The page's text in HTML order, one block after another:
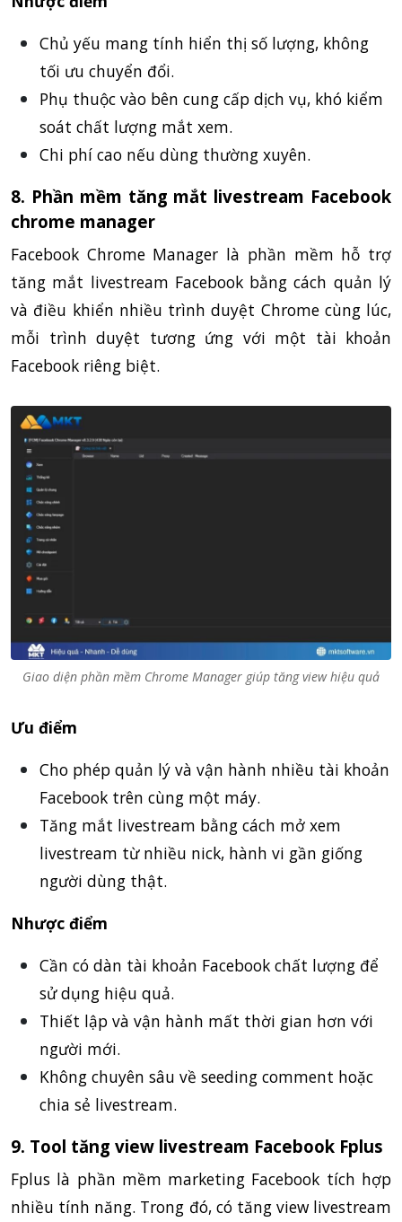
Chủ yếu mang tính hiển thị số lượng, không
tối ưu chuyển đổi.
Phụ thuộc vào bên cung cấp dịch vụ, khó kiểm
soát chất lượng mắt xem.
Chi phí cao nếu dùng thường xuyên.
8. Phần mềm tăng mắt livestream Facebook
chrome manager
Facebook Chrome Manager là phần mềm hỗ trợ
tăng mắt livestream Facebook bằng cách quản lý
và điều khiển nhiều trình duyệt Chrome cùng lúc,
mỗi trình duyệt tương ứng với một tài khoản
Facebook riêng biệt.
Giao diện phần mềm Chrome Manager giúp tăng view hiệu quả
Ưu điểm
Cho phép quản lý và vận hành nhiều tài khoản
Facebook trên cùng một máy.
Tăng mắt livestream bằng cách mở xem
livestream từ nhiều nick, hành vi gần giống
người dùng thật.
Nhược điểm
Cần có dàn tài khoản Facebook chất lượng để
sử dụng hiệu quả.
Thiết lập và vận hành mất thời gian hơn với
người mới.
Không chuyên sâu về seeding comment hoặc
chia sẻ livestream.
9. Tool tăng view livestream Facebook Fplus
Fplus là phần mềm marketing Facebook tích hợp
nhiều tính năng. Trong đó, có tăng view livestream